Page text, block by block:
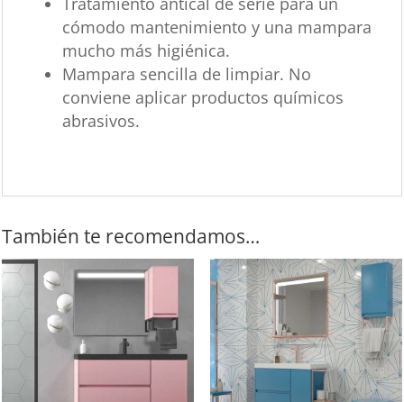
cómodo mantenimiento y una mampara
mucho más higiénica.
Mampara sencilla de limpiar. No
conviene aplicar productos químicos
abrasivos.
También te recomendamos…